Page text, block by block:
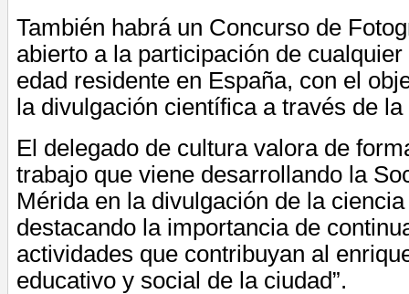
También habrá un Concurso de
abierto a la participación de
edad residente en España, con el
la divulgación científica a través de
El delegado de cultura valora de
trabajo que viene desarrollando la
Mérida en la divulgación de la
destacando la importancia de
actividades que contribuyan al
educativo y social de la ciudad”.